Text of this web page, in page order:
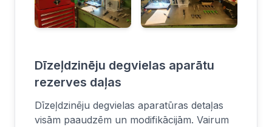
Dīzeļdzinēju degvielas aparātu
rezerves daļas
Dīzeļdzinēju degvielas aparatūras detaļas
visām paaudzēm un modifikācijām. Vairum